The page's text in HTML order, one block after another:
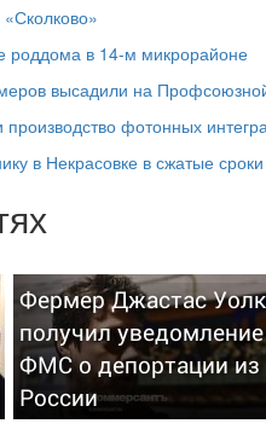
роддома в 14-м микрорайоне
высадили на
фотонных
в Некрасовке в сжатые сроки
Фермер Джастас
получил уведомление
ФМС о депортации из
России